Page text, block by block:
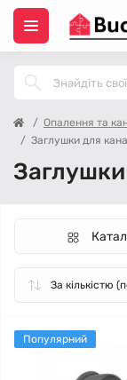
Опалення та
Заглушки для
Заглушки
Популярний